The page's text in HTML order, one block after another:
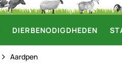
DIERBENODIGDHEDEN
Aardpen